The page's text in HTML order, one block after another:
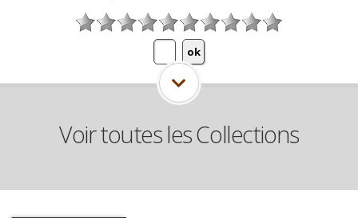
Voir toutes les Collections